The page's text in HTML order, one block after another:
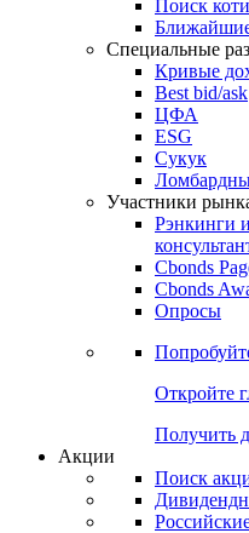
Поиск
Специальные
Кривые
Best bid/ask
ЦФА
ESG
Сукук
Участники
Рэнкинги
Cbonds
Cbonds
Опросы
Откройте
Получить
Акции
Поиск